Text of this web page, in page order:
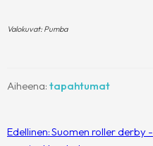
Valokuvat: Pumba
Aiheena: tapahtumat
Artikkelien
Edellinen:Suomen roller derby -